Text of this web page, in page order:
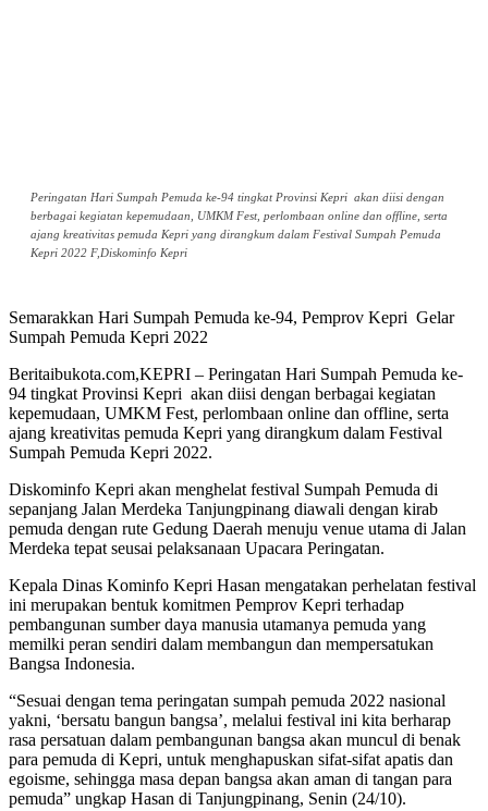
Peringatan Hari Sumpah Pemuda ke-94 tingkat Provinsi Kepri akan diisi dengan
berbagai kegiatan kepemudaan, UMKM Fest, perlombaan online dan offline, serta
ajang kreativitas pemuda Kepri yang dirangkum dalam Festival Sumpah Pemuda
Kepri 2022 F,Diskominfo Kepri
Semarakkan Hari Sumpah Pemuda ke-94, Pemprov Kepri Gelar
Sumpah Pemuda Kepri 2022
Beritaibukota.com,KEPRI – Peringatan Hari Sumpah Pemuda ke-
94 tingkat Provinsi Kepri akan diisi dengan berbagai kegiatan
kepemudaan, UMKM Fest, perlombaan online dan offline, serta
ajang kreativitas pemuda Kepri yang dirangkum dalam Festival
Sumpah Pemuda Kepri 2022.
Diskominfo Kepri akan menghelat festival Sumpah Pemuda di
sepanjang Jalan Merdeka Tanjungpinang diawali dengan kirab
pemuda dengan rute Gedung Daerah menuju venue utama di Jalan
Merdeka tepat seusai pelaksanaan Upacara Peringatan.
Kepala Dinas Kominfo Kepri Hasan mengatakan perhelatan festival
ini merupakan bentuk komitmen Pemprov Kepri terhadap
pembangunan sumber daya manusia utamanya pemuda yang
memilki peran sendiri dalam membangun dan mempersatukan
Bangsa Indonesia.
“Sesuai dengan tema peringatan sumpah pemuda 2022 nasional
yakni, ‘bersatu bangun bangsa’, melalui festival ini kita berharap
rasa persatuan dalam pembangunan bangsa akan muncul di benak
para pemuda di Kepri, untuk menghapuskan sifat-sifat apatis dan
egoisme, sehingga masa depan bangsa akan aman di tangan para
pemuda” ungkap Hasan di Tanjungpinang, Senin (24/10).